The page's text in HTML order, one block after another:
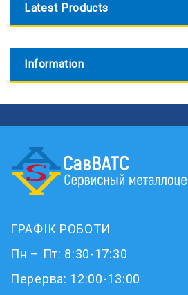
Latest Products
Information
ГРАФІК РОБОТИ
Пн – Пт: 8:30-17:30
Перерва: 12:00-13:00